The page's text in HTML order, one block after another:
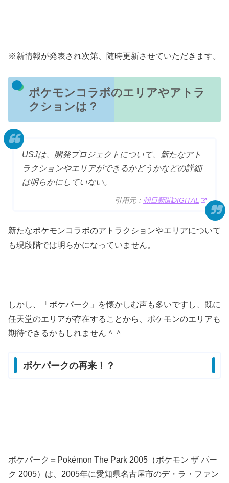
※新情報が発表され次第、随時更新させていただきます。
ポケモンコラボのエリアやアトラ
クションは？
USJは、開発プロジェクトについて、新たなアト
ラクションやエリアができるかどうかなどの詳細
は明らかにしていない。
引用元： 朝日新聞DIGITAL
新たなポケモンコラボのアトラクションやエリアについて
も現段階では明らかになっていません。
しかし、「ポケパーク」を懐かしむ声も多いですし、既に
任天堂のエリアが存在することから、ポケモンのエリアも
期待できるかもしれません＾＾
ポケパークの再来！？
ポケパーク＝Pokémon The Park 2005（ポケモン ザ パー
ク 2005）は、2005年に愛知県名古屋市のデ・ラ・ファン